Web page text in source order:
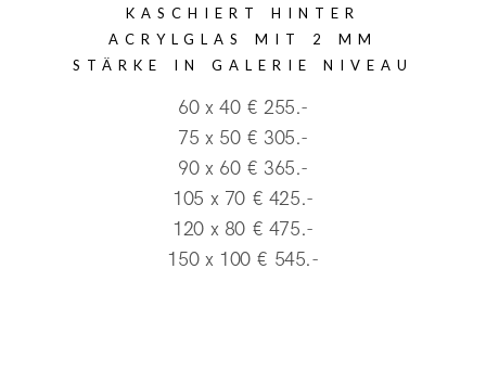
KASCHIERT HINTER
ACRYLGLAS MIT 2 MM
STÄRKE IN GALERIE NIVEAU
60 x 40 € 255.-
75 x 50 € 305.-
90 x 60 € 365.-
105 x 70 € 425.-
120 x 80 € 475.-
150 x 100 € 545.-